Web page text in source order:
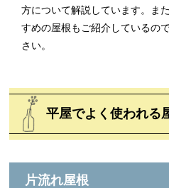
方について解説しています。ま
すめの屋根もご紹介しているの
さい。
平屋でよく使われる
片流れ屋根